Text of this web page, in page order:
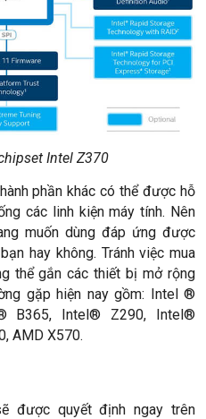
Intel Z370
phần khác có thể được hỗ
các linh kiện máy tính. Nên
muốn dùng đáp ứng được
hay không. Tránh việc mua
thể gắn các thiết bị mở rộng
gặp hiện nay gồm: Intel ®
B365, Intel® Z290, Intel®
AMD X570.
được quyết định ngay trên